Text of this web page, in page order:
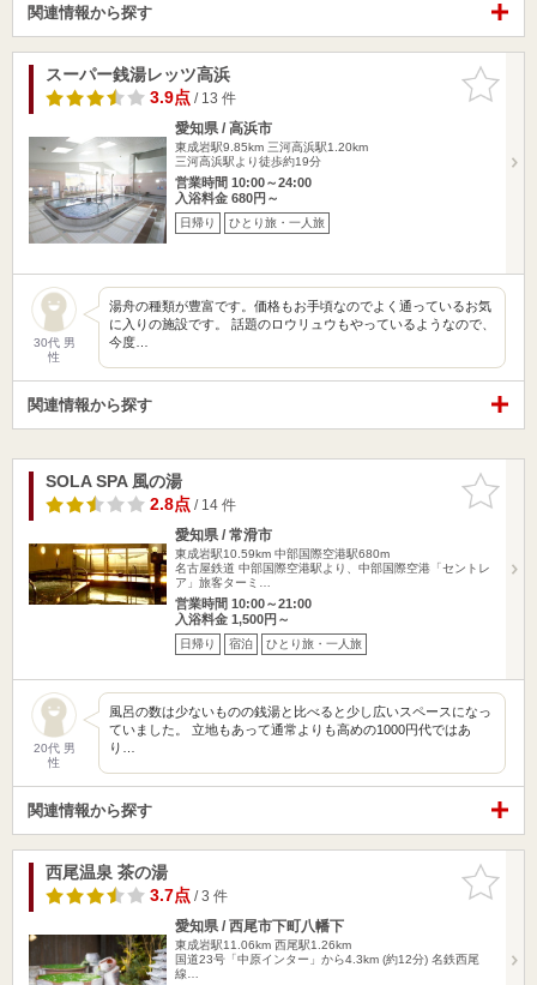
関連情報から探す
お気に入
りに追加
スーパー銭湯レッツ高浜
3.9点/ 13 件
愛知県 / 高浜市
東成岩駅9.85km 三河高浜駅1.20km
三河高浜駅より徒歩約19分
営業時間 10:00～24:00
入浴料金 680円～
日帰り ひとり旅・一人旅
30代 男
性
湯舟の種類が豊富です。価格もお手頃なのでよく通っているお気
に入りの施設です。 話題のロウリュウもやっているようなので、
今度…
関連情報から探す
お気に入
りに追加
SOLA SPA 風の湯
2.8点/ 14 件
愛知県 / 常滑市
東成岩駅10.59km 中部国際空港駅680m
名古屋鉄道 中部国際空港駅より、中部国際空港「セントレ
ア」旅客ターミ…
営業時間 10:00～21:00
入浴料金 1,500円～
日帰り 宿泊 ひとり旅・一人旅
20代 男
性
風呂の数は少ないものの銭湯と比べると少し広いスペースになっ
ていました。 立地もあって通常よりも高めの1000円代ではあ
り…
関連情報から探す
お気に入
りに追加
西尾温泉 茶の湯
3.7点/ 3 件
愛知県 / 西尾市下町八幡下
東成岩駅11.06km 西尾駅1.26km
国道23号「中原インター」から4.3km (約12分) 名鉄西尾
線…